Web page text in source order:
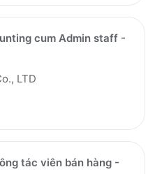
cum Admin staff -
LTD
tác viên bán hàng -